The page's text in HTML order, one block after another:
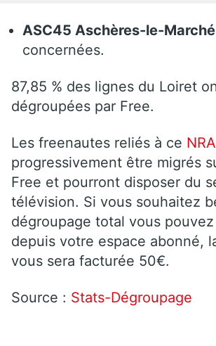
ASC45 Aschères-le-Marché
concernées.
87,85 % des lignes du Loiret
dégroupées par Free.
Les freenautes reliés à ce NRA
progressivement être migrés
Free et pourront disposer du
télévision. Si vous souhaitez
dégroupage total vous
depuis votre espace abonné,
vous sera facturée 50€.
Source : Stats-Dégroupage